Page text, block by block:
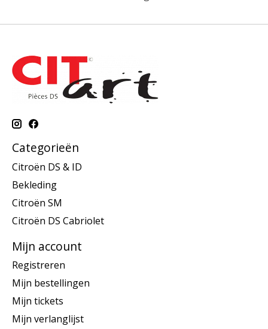
Categorieën
Citroën DS & ID
Bekleding
Citroën SM
Citroën DS Cabriolet
Mijn account
Registreren
Mijn bestellingen
Mijn tickets
Mijn verlanglijst